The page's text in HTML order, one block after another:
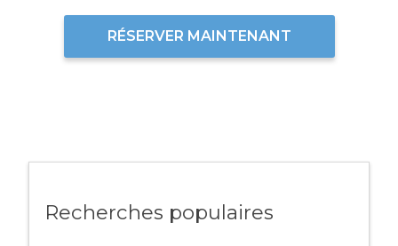
RÉSERVER MAINTENANT
Recherches populaires